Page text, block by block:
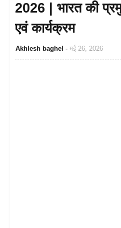
2026 | भारत की
एवं कार्यक्रम
Akhlesh baghel मई 26, 2026